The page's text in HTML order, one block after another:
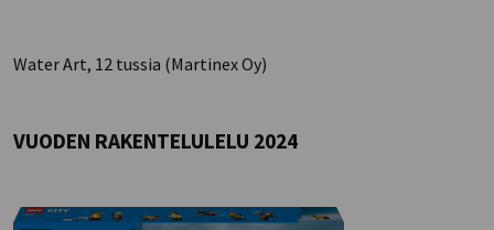
Water Art, 12 tussia (Martinex Oy)
VUODEN RAKENTELULELU 2024